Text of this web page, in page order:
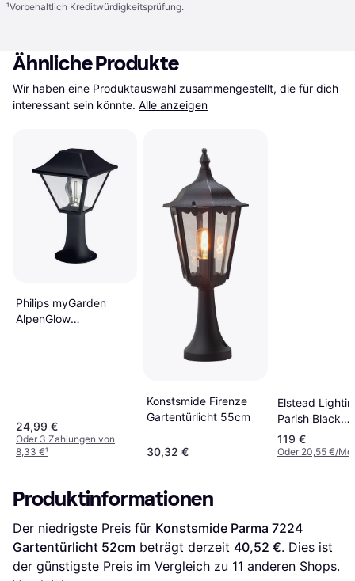
¹Vorbehaltlich Kreditwürdigkeitsprüfung.
Ähnliche Produkte
Wir haben eine Produktauswahl zusammengestellt, die für dich
interessant sein könnte. Alle anzeigen
Philips myGarden
AlpenGlow
24,99 €
Oder 3 Zahlungen von
8,33 €¹
Konstsmide Firenze
Gartentürlicht 55cm
30,32 €
Elstead
Parish Black
Gartentürlicht
119 €
Oder 20,55 €/
Produktinformationen
Der niedrigste Preis für Konstsmide Parma 7224
Gartentürlicht 52cm beträgt derzeit 40,52 €. Dies ist
der günstigste Preis im Vergleich zu 11 anderen Shops.